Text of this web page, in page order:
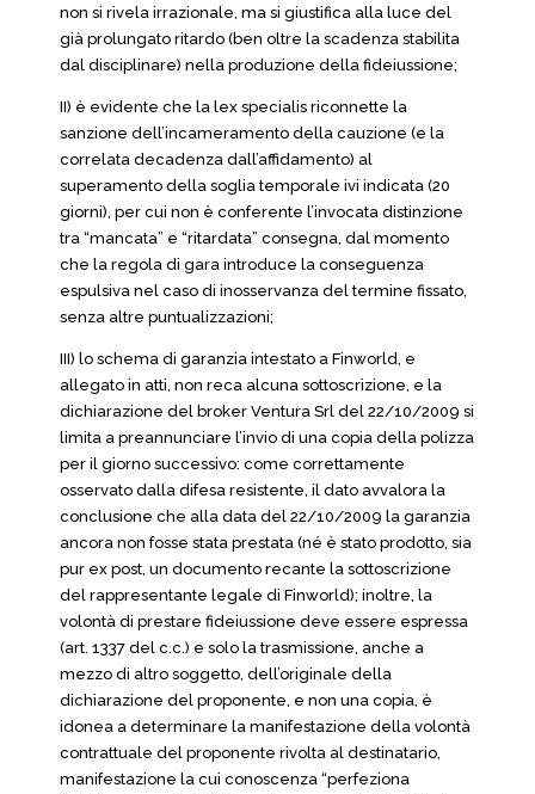
non si rivela irrazionale, ma si giustifica alla luce del
già prolungato ritardo (ben oltre la scadenza stabilita
dal disciplinare) nella produzione della fideiussione;
II) è evidente che la lex specialis riconnette la
sanzione dell’incameramento della cauzione (e la
correlata decadenza dall’affidamento) al
superamento della soglia temporale ivi indicata (20
giorni), per cui non è conferente l’invocata distinzione
tra “mancata” e “ritardata” consegna, dal momento
che la regola di gara introduce la conseguenza
espulsiva nel caso di inosservanza del termine fissato,
senza altre puntualizzazioni;
III) lo schema di garanzia intestato a Finworld, e
allegato in atti, non reca alcuna sottoscrizione, e la
dichiarazione del broker Ventura Srl del 22/10/2009 si
limita a preannunciare l’invio di una copia della polizza
per il giorno successivo: come correttamente
osservato dalla difesa resistente, il dato avvalora la
conclusione che alla data del 22/10/2009 la garanzia
ancora non fosse stata prestata (né è stato prodotto, sia
pur ex post, un documento recante la sottoscrizione
del rappresentante legale di Finworld); inoltre, la
volontà di prestare fideiussione deve essere espressa
(art. 1337 del c.c.) e solo la trasmissione, anche a
mezzo di altro soggetto, dell’originale della
dichiarazione del proponente, e non una copia, è
idonea a determinare la manifestazione della volontà
contrattuale del proponente rivolta al destinatario,
manifestazione la cui conoscenza “perfeziona